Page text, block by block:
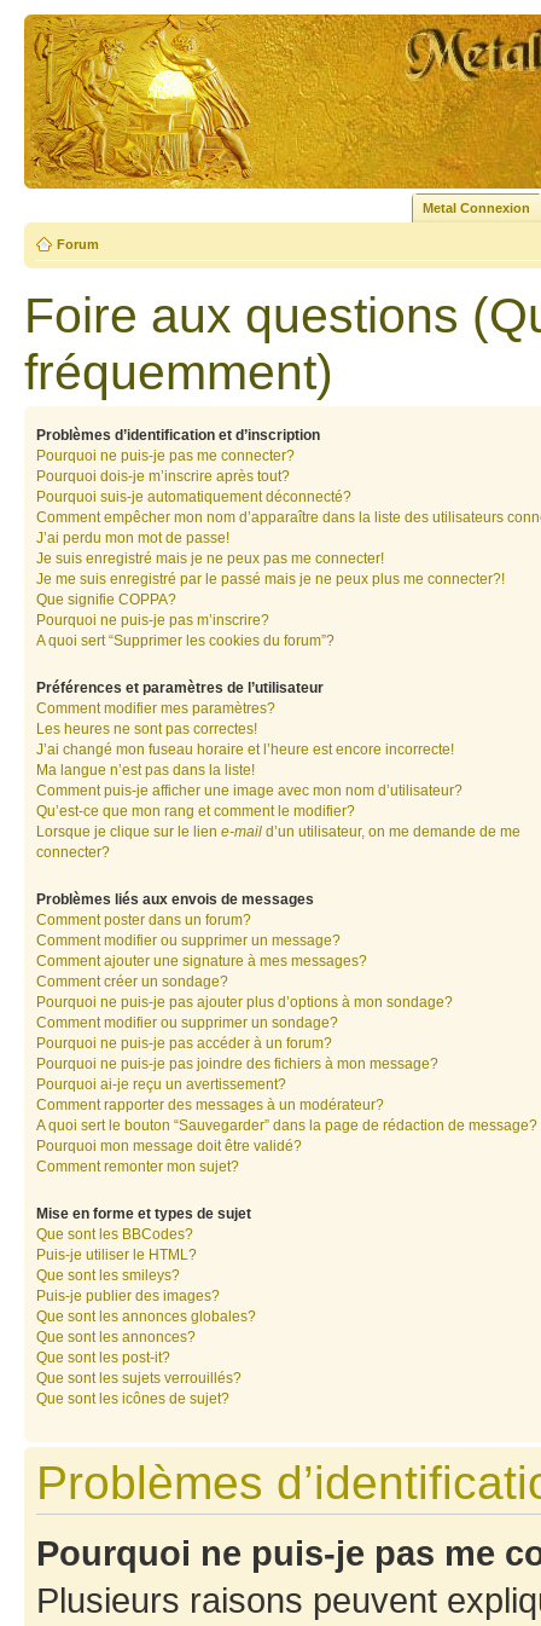
Metal Connexion
Forum
Foire aux questions
fréquemment)
Problèmes d’identification et d’inscription
Pourquoi ne puis-je pas me connecter?
Pourquoi dois-je m’inscrire après tout?
Pourquoi suis-je automatiquement déconnecté?
Comment empêcher mon nom d’apparaître dans la liste des utilisateurs
J’ai perdu mon mot de passe!
Je suis enregistré mais je ne peux pas me connecter!
Je me suis enregistré par le passé mais je ne peux plus me connecter?!
Que signifie COPPA?
Pourquoi ne puis-je pas m’inscrire?
A quoi sert “Supprimer les cookies du forum”?
Préférences et paramètres de l’utilisateur
Comment modifier mes paramètres?
Les heures ne sont pas correctes!
J’ai changé mon fuseau horaire et l’heure est encore incorrecte!
Ma langue n’est pas dans la liste!
Comment puis-je afficher une image avec mon nom d’utilisateur?
Qu’est-ce que mon rang et comment le modifier?
Lorsque je clique sur le lien e-mail d’un utilisateur, on me demande de me
connecter?
Problèmes liés aux envois de messages
Comment poster dans un forum?
Comment modifier ou supprimer un message?
Comment ajouter une signature à mes messages?
Comment créer un sondage?
Pourquoi ne puis-je pas ajouter plus d’options à mon sondage?
Comment modifier ou supprimer un sondage?
Pourquoi ne puis-je pas accéder à un forum?
Pourquoi ne puis-je pas joindre des fichiers à mon message?
Pourquoi ai-je reçu un avertissement?
Comment rapporter des messages à un modérateur?
A quoi sert le bouton “Sauvegarder” dans la page de rédaction de message?
Pourquoi mon message doit être validé?
Comment remonter mon sujet?
Mise en forme et types de sujet
Que sont les BBCodes?
Puis-je utiliser le HTML?
Que sont les smileys?
Puis-je publier des images?
Que sont les annonces globales?
Que sont les annonces?
Que sont les post-it?
Que sont les sujets verrouillés?
Que sont les icônes de sujet?
Problèmes
Pourquoi ne puis-je pas me
Plusieurs raisons peuvent